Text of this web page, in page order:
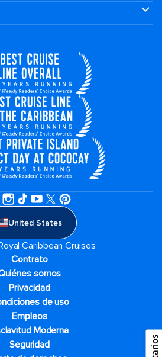
United States
Caribbean Cruises
Contrato
somos
Privacidad
de uso
Empleos
Moderna
Seguridad